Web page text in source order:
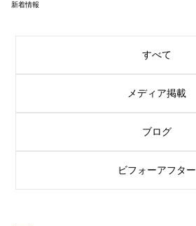
新着情報
すべて
メディア掲載
ブログ
ビフォーアフター